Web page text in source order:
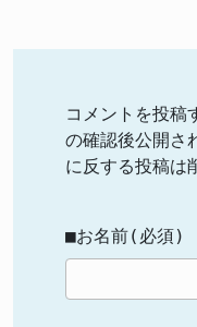
コメントを投稿
の確認後公開さ
に反する投稿は
■お名前(必須)